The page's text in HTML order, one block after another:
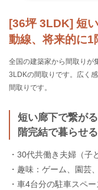
[36坪 3LDK] 短
動線、将来的に1
全国の建築家から間取りが
3LDKの間取りです。広く
間取りです。
短い廊下で繋が
階完結で暮らせ
・30代共働き夫婦（子
・趣味：ゲーム、園芸
・車4台分の駐車スペー